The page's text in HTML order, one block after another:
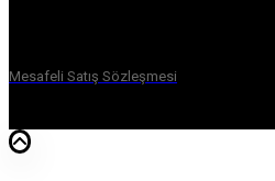
Mesafeli Satış Sözleşmesi